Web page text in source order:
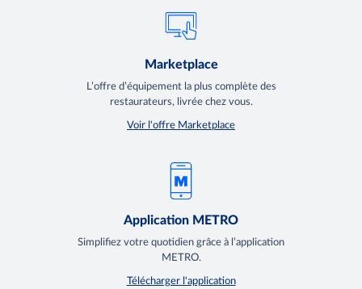
Marketplace
L’offre d’équipement la plus complète des
restaurateurs, livrée chez vous.
Voir l'offre Marketplace
Application METRO
Simplifiez votre quotidien grâce à l’application
METRO.
Télécharger l'application